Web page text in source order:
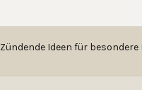
Zündende Ideen für